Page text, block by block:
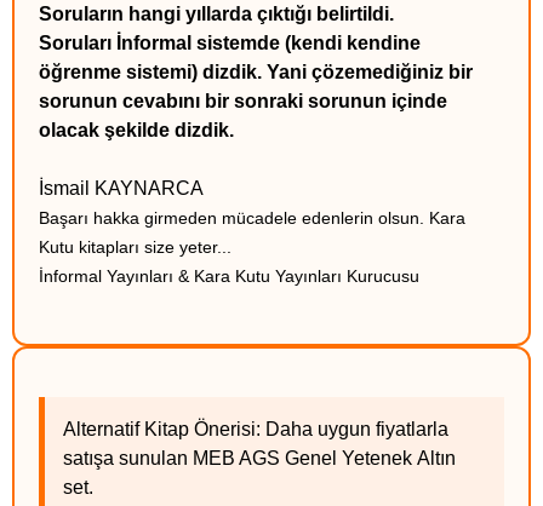
Soruların hangi yıllarda çıktığı belirtildi.
Soruları İnformal sistemde (kendi kendine
öğrenme sistemi) dizdik. Yani çözemediğiniz bir
sorunun cevabını bir sonraki sorunun içinde
olacak şekilde dizdik.
İsmail KAYNARCA
Başarı hakka girmeden mücadele edenlerin olsun. Kara
Kutu kitapları size yeter...
İnformal Yayınları & Kara Kutu Yayınları Kurucusu
Alternatif Kitap Önerisi: Daha uygun fiyatlarla
satışa sunulan MEB AGS Genel Yetenek Altın
set.